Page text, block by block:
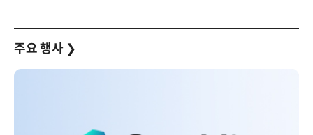
주요 행사 ❯